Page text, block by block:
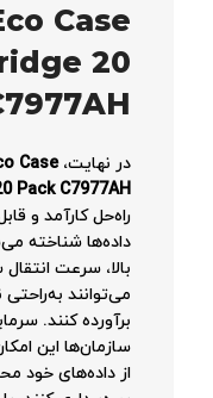
Case
20
در نهایت،Case
Pack C7977AH
راه‌حل کارآمد و
داده‌ها شناخته
بالا، سرعت
می‌توانند
برآورده کنند.
سازمان‌ها این
از داده‌های خود